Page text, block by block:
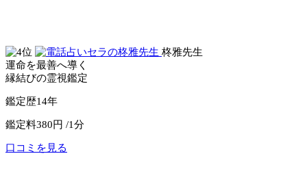
柊雅先生
運命を最善へ導く
縁結びの霊視鑑定
鑑定歴14年
鑑定料380円 /1分
口コミを見る